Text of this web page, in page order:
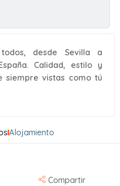
desde Sevilla a
Calidad, estilo y
siempre vistas como tú
Alojamiento
Compartir